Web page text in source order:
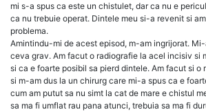
mi s-a spus ca este un chistulet, dar ca nu e
ca nu trebuie operat. Dintele meu si-a revenit si
problema.
Amintindu-mi de acest episod, m-am ingrijorat.
ceva grav. Am facut o radiografie la acel incisiv si
si ca e foarte posibil sa pierd dintele. Am facut si o
si m-am dus la un chirurg care mi-a spus ca e
cum am putut sa nu simt la cat de mare e chistul
sa ma fi umflat rau pana atunci, trebuia sa ma fi